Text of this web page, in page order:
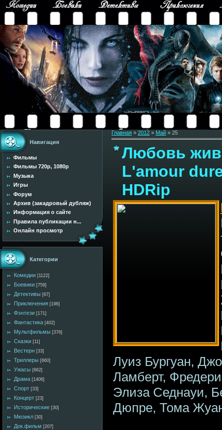
Навигация
Фильмы
Фильмы 720p, 1080p
Музыка
Игры
Форум
Архив (закадровый дубляж)
Информация о сайте
Правила публикации н...
Онлайн просмотр
Категории
Комедии [1122]
Боевики [759]
Детективы [67]
Приключения [196]
Фэнтези [171]
Фантастика [402]
Мультфильмы [376]
Сказки [11]
Вестерн [33]
Триллеры [660]
Ужасы [662]
Драма [1406]
Спорт [33]
Концерт [23]
Исторические [30]
Мюзикл [30]
Док.фильм [207]
Главная » 2012 » Май » 25
Любовь
L'amour
HDRip
Луиз Бургуан,
Ламберт,
Элиза Седнауи,
Дюпре, Тома